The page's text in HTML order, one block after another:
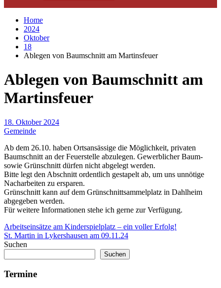
Home
2024
Oktober
18
Ablegen von Baumschnitt am Martinsfeuer
Ablegen von Baumschnitt am
Martinsfeuer
18. Oktober 2024
Gemeinde
Ab dem 26.10. haben Ortsansässige die Möglichkeit, privaten
Baumschnitt an der Feuerstelle abzulegen. Gewerblicher Baum-
sowie Grünschnitt dürfen nicht abgelegt werden.
Bitte legt den Abschnitt ordentlich gestapelt ab, um uns unnötige
Nacharbeiten zu ersparen.
Grünschnitt kann auf dem Grünschnittsammelplatz in Dahlheim
abgegeben werden.
Für weitere Informationen stehe ich gerne zur Verfügung.
Beitragsnavigation
Arbeitseinsätze am Kinderspielplatz – ein voller Erfolg!
St. Martin in Lykershausen am 09.11.24
Suchen
Suchen
Termine